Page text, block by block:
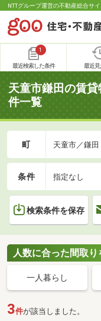
NTTグループ運営の不動産総合サ
1
最近検索した条件 最近見
天童市鎌田の賃貸
件一覧
町 天童市／鎌田
条件 指定なし
検索条件を保存
人数に合った間取り
一人暮らし
3件が該当しました。